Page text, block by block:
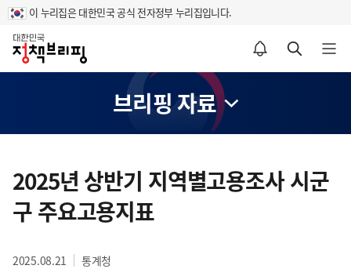
이 누리집은 대한민국 공식 전자정부 누리집입니다.
홈
알림설정 바로가기 검색 바로가기 메뉴 열기
브리핑 자료
텐
츠
영
2025년 상반기 지역별고용조사 시군
구 주요고용지표
2025.08.21 통계청